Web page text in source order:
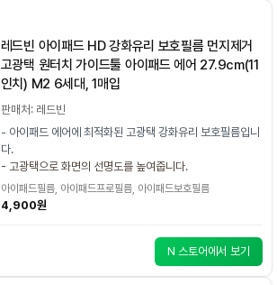
레드빈 아이패드 HD 강화유리 보호필름 먼지제거
고광택 원터치 가이드툴 아이패드 에어 27.9cm(11
인치) M2 6세대, 1매입
판매처: 레드빈
- 아이패드 에어에 최적화된 고광택 강화유리 보호필름입니
다.
- 고광택으로 화면의 선명도를 높여줍니다.
아이패드필름, 아이패드프로필름, 아이패드보호필름
4,900원
N 스토어에서 보기